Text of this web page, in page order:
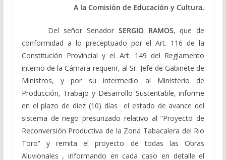
A la Comisión de Educación y Cultura.
Del señor Senador SERGIO RAMOS, que de
conformidad a lo preceptuado por el Art. 116 de la
Constitución Provincial y el Art. 149 del Reglamento
interno de la Cámara requerir, al Sr. Jefe de Gabinete de
Ministros, y por su intermedio al Ministerio de
Producción, Trabajo y Desarrollo Sustentable, informe
en el plazo de diez (10) días el estado de avance del
sistema de riego presurizado relativo al “Proyecto de
Reconversión Productiva de la Zona Tabacalera del Rio
Toro” y remita el proyecto de todas las Obras
Aluvionales , informando en cada caso en detalle el